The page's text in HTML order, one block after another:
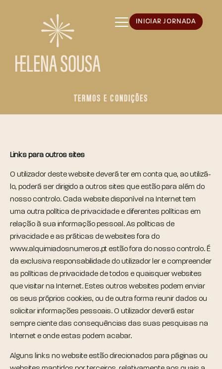
INICIAR JORNADA
TERMOS E CONDIÇÕES
Links para outros sites
O utilizador deste website deverá ter em conta que, ao utilizá-
lo, poderá ser dirigido a outros sites que estão para além do
nosso controlo. Cada website disponível na Internet tem
uma outra política de privacidade e diferentes políticas em
relação à sua informação pessoal. As políticas de
privacidade e as práticas de websites fora do
www.alquimiadosnumeros.pt estão fora do nosso controlo. É
da exclusiva responsabilidade do utilizador ler e compreender
as políticas de privacidade de todos e quaisquer websites
que visitar na Internet. Estes outros websites podem enviar
os seus próprios cookies, ou de outra forma reunir dados ou
solicitar informações pessoais. O utilizador deverá estar
sempre ciente das consequências das suas pesquisas na
Internet e onde estas podem acabar.
Alguns links no website estão direcionados para páginas ou